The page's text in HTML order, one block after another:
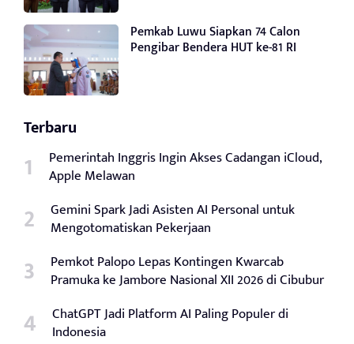
Pemkab Luwu Siapkan 74 Calon
Pengibar Bendera HUT ke-81 RI
Terbaru
Pemerintah Inggris Ingin Akses Cadangan iCloud,
Apple Melawan
Gemini Spark Jadi Asisten AI Personal untuk
Mengotomatiskan Pekerjaan
Pemkot Palopo Lepas Kontingen Kwarcab
Pramuka ke Jambore Nasional XII 2026 di Cibubur
ChatGPT Jadi Platform AI Paling Populer di
Indonesia